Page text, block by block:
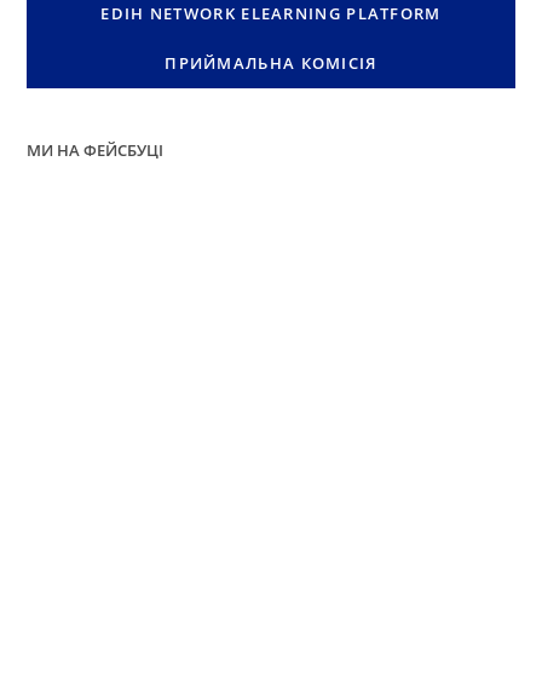
EDIH NETWORK ELEARNING PLATFORM
ПРИЙМАЛЬНА КОМІСІЯ
МИ НА ФЕЙСБУЦІ